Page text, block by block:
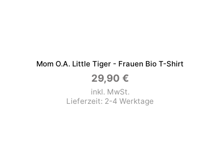
Mom O.a. Little Tiger - Frauen Bio T-Shirt
29,90 €
inkl. MwSt.
Lieferzeit: 2-4 Werktage